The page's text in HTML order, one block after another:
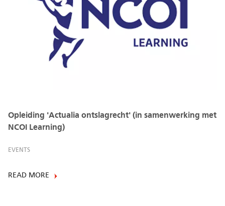
Opleiding 'Actualia ontslagrecht' (in samenwerking met
NCOI Learning)
EVENTS
READ MORE